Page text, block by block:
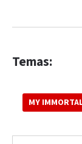
Temas:
MY